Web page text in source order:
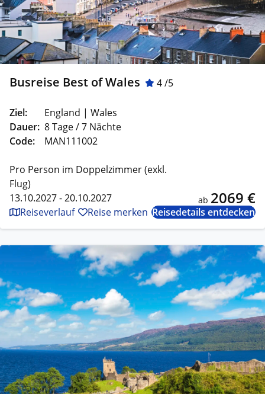
Busreise Best of Wales 4 /5
Ziel:
England | Wales
Dauer: 8 Tage / 7 Nächte
Code:
MAN111002
Pro Person im Doppelzimmer (exkl.
Flug)
13.10.2027 - 20.10.2027
ab 2069 €
Reiseverlauf Reise merken Reisedetails entdecken